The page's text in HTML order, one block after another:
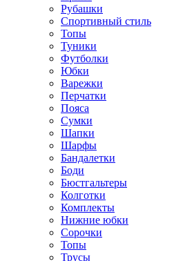
Рубашки
Спортивный стиль
Топы
Туники
Футболки
Юбки
Варежки
Перчатки
Пояса
Сумки
Шапки
Шарфы
Бандалетки
Боди
Бюстгальтеры
Колготки
Комплекты
Нижние юбки
Сорочки
Топы
Трусы